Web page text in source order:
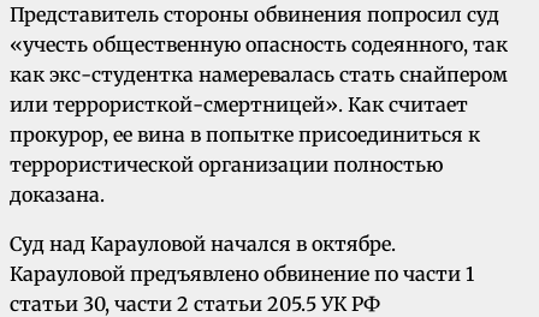
Представитель стороны обвинения попросил суд
«учесть общественную опасность содеянного, так
как экс-студентка намеревалась стать снайпером
или террористкой-смертницей». Как считает
прокурор, ее вина в попытке присоединиться к
террористической организации полностью
доказана.
Суд над Карауловой начался в октябре.
Карауловой предъявлено обвинение по части 1
статьи 30, части 2 статьи 205.5 УК РФ